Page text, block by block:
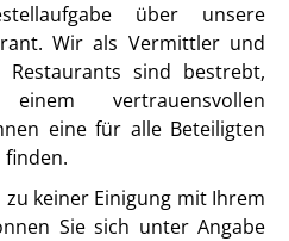
über unsere
Wir als Vermittler und
Restaurants sind bestrebt,
vertrauensvollen
eine für alle Beteiligten
finden.
zu keiner Einigung mit Ihrem
Sie sich unter Angabe